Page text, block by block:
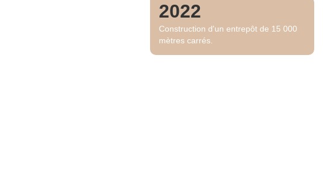
2022
Construction d'un entrepôt de 15 000
mètres carrés.